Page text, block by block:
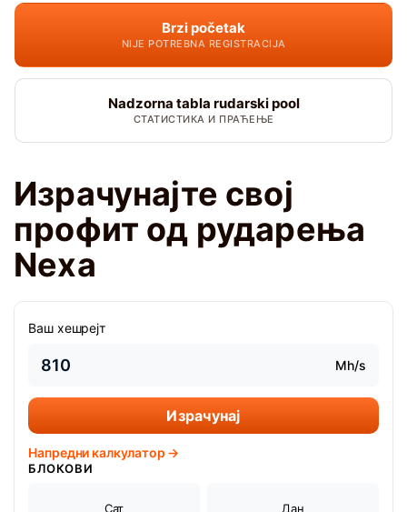
Brzi početak
NIJE POTREBNA REGISTRACIJA
Nadzorna tabla rudarski pool
СТАТИСТИКА И ПРАЋЕЊЕ
Израчунајте свој
профит од рударења
Nexa
Ваш хешрејт
Mh/s
Израчунај
Напредни калкулатор →
БЛОКОВИ
Сат Дан